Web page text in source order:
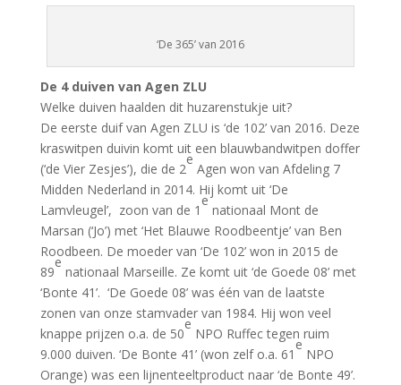
‘De 365’ van 2016
De 4 duiven van Agen ZLU
Welke duiven haalden dit huzarenstukje uit?
De eerste duif van Agen ZLU is ‘de 102’ van 2016. Deze
kraswitpen duivin komt uit een blauwbandwitpen doffer
(‘de Vier Zesjes’), die de 2
e
Agen won van Afdeling 7
Midden Nederland in 2014. Hij komt uit ‘De
Lamvleugel’, zoon van de 1
e
nationaal Mont de
Marsan (‘Jo’) met ‘Het Blauwe Roodbeentje’ van Ben
Roodbeen. De moeder van ‘De 102’ won in 2015 de
89
e
nationaal Marseille. Ze komt uit ‘de Goede 08’ met
‘Bonte 41’. ‘De Goede 08’ was één van de laatste
zonen van onze stamvader van 1984. Hij won veel
knappe prijzen o.a. de 50
e
NPO Ruffec tegen ruim
9.000 duiven. ‘De Bonte 41’ (won zelf o.a. 61
e
NPO
Orange) was een lijnenteeltproduct naar ‘de Bonte 49’.